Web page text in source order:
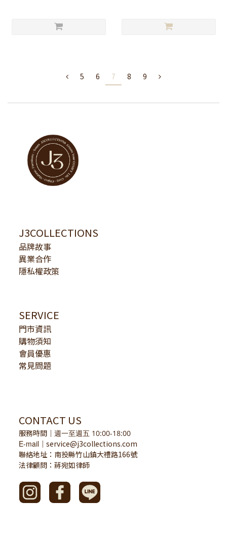
5 6 7 8 9
J3COLLECTIONS
品牌故事
異業合作
隱私權政策
SERVICE
門市資訊
購物須知
會員優惠
常見問題
CONTACT US
服務時間 ｜ 週一至週五 10:00-18:00
E-mail ｜ service@j3collections.com
聯絡地址：南投縣竹山鎮大禮路166號
法律顧問：蔣宛如律師